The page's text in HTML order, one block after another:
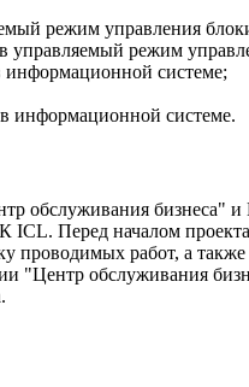
режим управления
управляемый режим
системе;
информационной системе.
обслуживания
Перед началом
проводимых работ, а
"Центр обслуживания